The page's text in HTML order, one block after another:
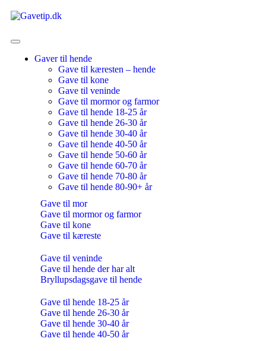
Gaver til hende
Gave til kæresten – hende
Gave til kone
Gave til veninde
Gave til mormor og farmor
Gave til hende 18-25 år
Gave til hende 26-30 år
Gave til hende 30-40 år
Gave til hende 40-50 år
Gave til hende 50-60 år
Gave til hende 60-70 år
Gave til hende 70-80 år
Gave til hende 80-90+ år
Gave til mor
Gave til mormor og farmor
Gave til kone
Gave til kæreste
Gave til veninde
Gave til hende der har alt
Bryllupsdagsgave til hende
Gave til hende 18-25 år
Gave til hende 26-30 år
Gave til hende 30-40 år
Gave til hende 40-50 år